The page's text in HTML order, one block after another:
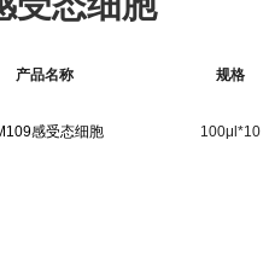
产品名称 规格
感受态细胞 100μl*10